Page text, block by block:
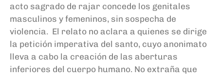
acto sagrado de rajar concede los genitales
masculinos y femeninos, sin sospecha de
violencia. El relato no aclara a quienes se dirige
la petición imperativa del santo, cuyo anonimato
lleva a cabo la creación de las aberturas
inferiores del cuerpo humano. No extraña que